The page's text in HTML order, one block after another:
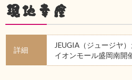
現地幸座
詳細
JEUGIA（ジュージヤ
イオンモール盛岡南開